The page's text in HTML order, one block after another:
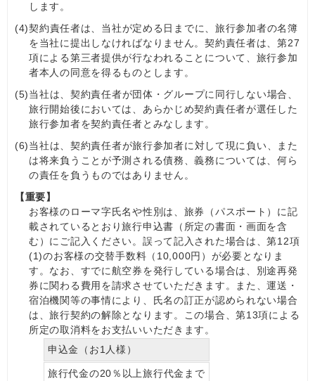
します。
(4)契約責任者は、当社が定める日までに、旅行参加者の名簿
を当社に提出しなければなりません。契約責任者は、第27
項による第三者提供が行なわれることについて、旅行参加
者本人の同意を得るものとします。
(5)当社は、契約責任者が団体・グループに同行しない場合、
旅行開始後においては、あらかじめ契約責任者が選任した
旅行参加者を契約責任者とみなします。
(6)当社は、契約責任者が旅行参加者に対して現に負い、また
は将来負うことが予測される債務、義務については、何ら
の責任を負うものではありません。
【重要】
お客様のローマ字氏名や性別は、旅券（パスポート）に記
載されているとおり旅行申込書（所定の書面・画面を含
む）にご記入ください。誤って記入された場合は、第12項
(1)のお客様の交替手数料（10,000円）が必要となりま
す。なお、すでに航空券を発行している場合は、別途再発
券に関わる費用を請求させていただきます。また、運送・
宿泊機関等の事情により、氏名の訂正が認められない場合
は、旅行契約の解除となります。この場合、第13項による
所定の取消料をお支払いいただきます。
申込金（お1人様）
旅行代金の20％以上旅行代金まで